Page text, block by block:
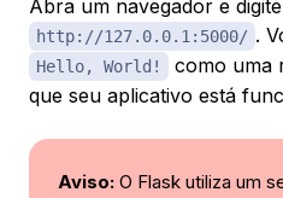
Abra um navegador e
http://127.0.0.1:5000/ .
Hello, World!
como uma
que seu aplicativo está
Aviso: O Flask utiliza um